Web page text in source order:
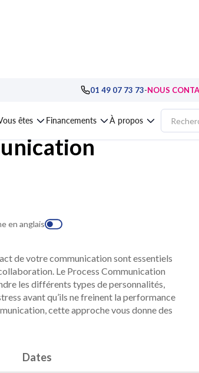
01 49 07 73 73-NOUS
êtes Financements À propos
Maîtriser sa communication, ses
en anglais
de votre communication sont essentiels
Le Process Communication
les différents types de personnalités,
avant qu’ils ne freinent la performance
cette approche vous donne des
Dates